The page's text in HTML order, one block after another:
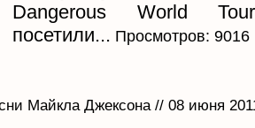
Dangerous World
посетили... Просмотров: 9016
Майкла Джексона // 08 июня